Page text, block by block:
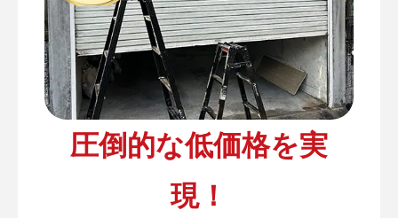
圧倒的な低価格を実
現！